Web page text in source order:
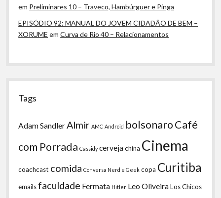
em Preliminares 10 – Traveco, Hambúrguer e Pinga
EPISÓDIO 92: MANUAL DO JOVEM CIDADÃO DE BEM –
XORUME emCurva de Rio 40 – Relacionamentos
Tags
Adam Sandler Almir AMC Android bolsonaroCafé
com Porrada Cassidy cervejachina Cinema
coachcast comida Conversa Nerd e Geek copa Curitiba
emails faculdade Fermata Hitler Leo OliveiraLos Chicos